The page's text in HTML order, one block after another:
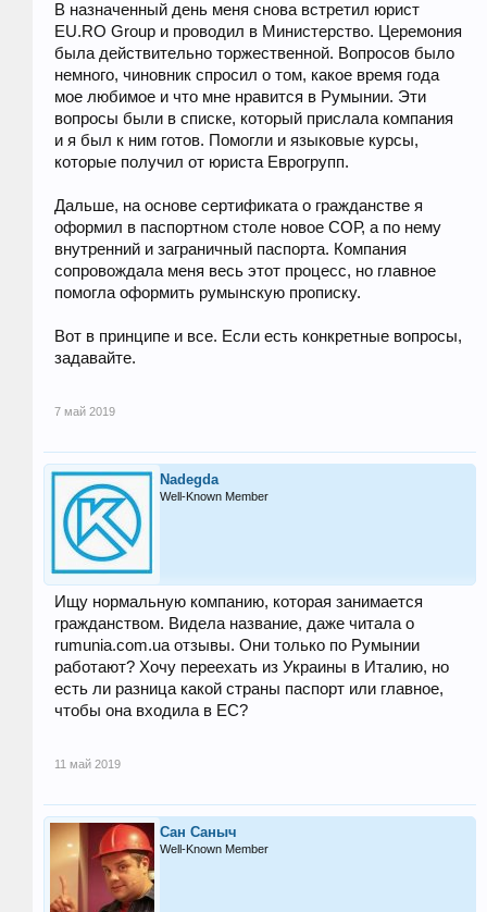
В назначенный день меня снова встретил юрист
EU.RO Group и проводил в Министерство. Церемония
была действительно торжественной. Вопросов было
немного, чиновник спросил о том, какое время года
мое любимое и что мне нравится в Румынии. Эти
вопросы были в списке, который прислала компания
и я был к ним готов. Помогли и языковые курсы,
которые получил от юриста Еврогрупп.
Дальше, на основе сертификата о гражданстве я
оформил в паспортном столе новое СОР, а по нему
внутренний и заграничный паспорта. Компания
сопровождала меня весь этот процесс, но главное
помогла оформить румынскую прописку.
Вот в принципе и все. Если есть конкретные вопросы,
задавайте.
7 май 2019
Nadegda
Well-Known Member
Ищу нормальную компанию, которая занимается
гражданством. Видела название, даже читала о
rumunia.com.ua отзывы. Они только по Румынии
работают? Хочу переехать из Украины в Италию, но
есть ли разница какой страны паспорт или главное,
чтобы она входила в ЕС?
11 май 2019
Сан Саныч
Well-Known Member